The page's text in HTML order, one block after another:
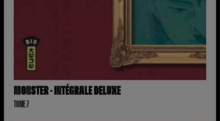
MONSTER - INTÉGRALE DELUXE
TOME 7